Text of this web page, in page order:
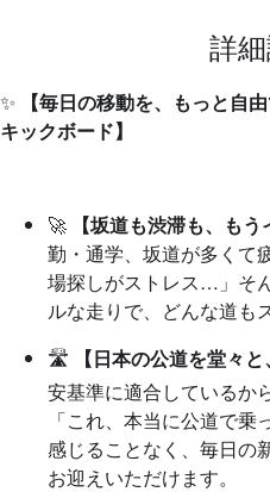
詳
✨
【毎日の移動を、もっと自
キックボード】
🚀 【坂道も渋滞も、もう
勤・通学、坂道が多く
場探しがストレス…」そ
ルな走りで、どんな道も
🛣️
【日本の公道を堂々
安基準に適合しているか
「これ、本当に公道で
感じることなく、毎日の
お迎えいただけます。